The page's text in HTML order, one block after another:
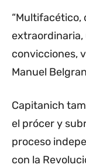
“Multifacético,
convicciones,
Manuel
Capitanich
el prócer y
proceso
con la